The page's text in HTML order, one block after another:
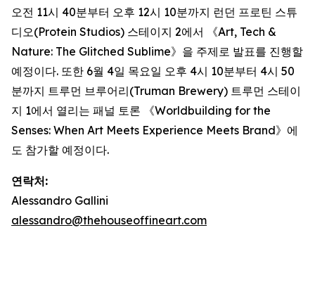
오전 11시 40분부터 오후 12시 10분까지 런던 프로틴 스튜
디오(Protein Studios) 스테이지 2에서 《Art, Tech &
Nature: The Glitched Sublime》을 주제로 발표를 진행할
예정이다. 또한 6월 4일 목요일 오후 4시 10분부터 4시 50
분까지 트루먼 브루어리(Truman Brewery) 트루먼 스테이
지 1에서 열리는 패널 토론 《Worldbuilding for the
Senses: When Art Meets Experience Meets Brand》에
도 참가할 예정이다.
연락처:
Alessandro Gallini
alessandro@thehouseoffineart.com